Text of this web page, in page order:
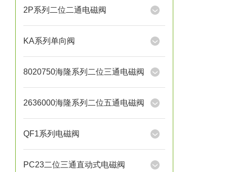
2P系列二位二通电磁阀
KA系列单向阀
8020750海隆系列二位三通电磁阀
2636000海隆系列二位五通电磁阀
QF1系列电磁阀
PC23二位三通直动式电磁阀